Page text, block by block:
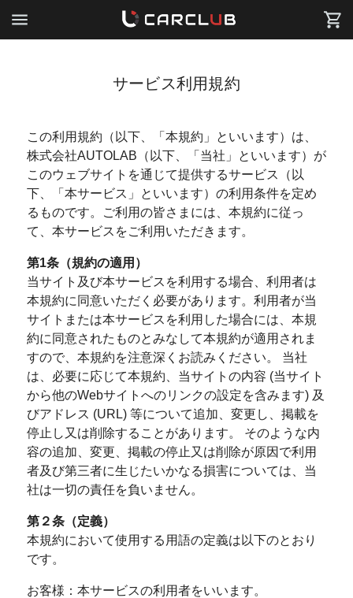
サービス利用規約
この利用規約（以下、「本規約」といいます）は、
株式会社AUTOLAB（以下、「当社」といいます）が
このウェブサイトを通じて提供するサービス（以
下、「本サービス」といいます）の利用条件を定め
るものです。ご利用の皆さまには、本規約に従っ
て、本サービスをご利用いただきます。
第1条（規約の適用）
当サイト及び本サービスを利用する場合、利用者は
本規約に同意いただく必要があります。利用者が当
サイトまたは本サービスを利用した場合には、本規
約に同意されたものとみなして本規約が適用されま
すので、本規約を注意深くお読みください。 当社
は、必要に応じて本規約、当サイトの内容 (当サイト
から他のWebサイトへのリンクの設定を含みます) 及
びアドレス (URL) 等について追加、変更し、掲載を
停止し又は削除することがあります。 そのような内
容の追加、変更、掲載の停止又は削除が原因で利用
者及び第三者に生じたいかなる損害については、当
社は一切の責任を負いません。
第２条（定義）
本規約において使用する用語の定義は以下のとおり
です。
お客様：本サービスの利用者をいいます。